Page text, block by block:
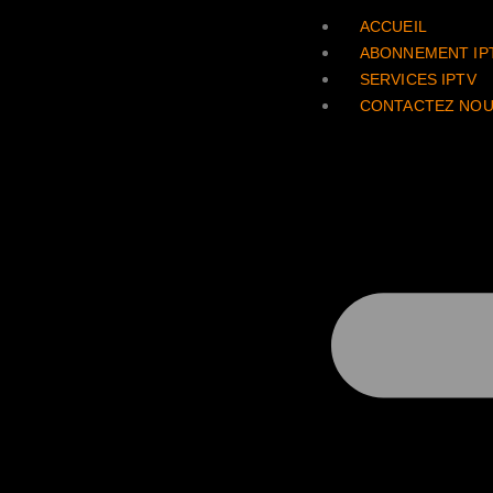
ACCUEIL
ABONNEMENT
SERVICES IPTV
CONTACTEZ